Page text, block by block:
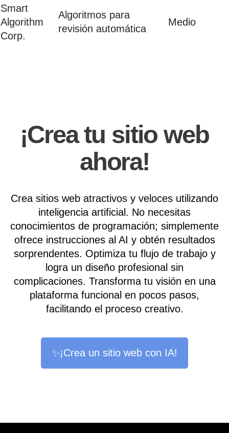
Smart
Algorithm
Corp.
Algoritmos para
revisión automática
Medio
¡Crea tu sitio web
ahora!
Crea sitios web atractivos y veloces utilizando
inteligencia artificial. No necesitas
conocimientos de programación; simplemente
ofrece instrucciones al AI y obtén resultados
sorprendentes. Optimiza tu flujo de trabajo y
logra un diseño profesional sin
complicaciones. Transforma tu visión en una
plataforma funcional en pocos pasos,
facilitando el proceso creativo.
✨¡Crea un sitio web con IA!